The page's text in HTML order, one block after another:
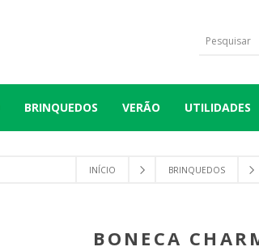
BRINQUEDOS VERÃO UTILIDADES
INÍCIO BRINQUEDOS
BONECA